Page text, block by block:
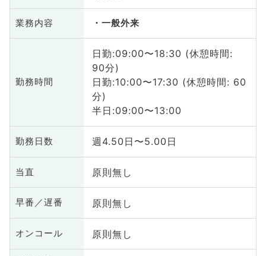
業務内容 一般外来
勤務時間
日勤:09:00〜18:30 (休憩時間:
90分)
日勤:10:00〜17:30 (休憩時間: 60
分)
半日:09:00〜13:00
勤務日数 週4.50日〜5.00日
当直 原則無し
早番／遅番 原則無し
オンコール 原則無し